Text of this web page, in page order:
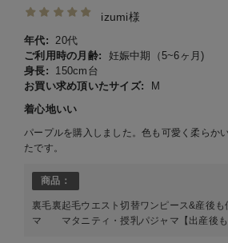
izumi様
年代: 20代
ご利用時の月齢:
妊娠中期（5~6ヶ月)
身長:
150cm台
お買い求め頂いたサイズ:
M
着心地いい
パープルを購入しました。色も可愛く柔らか
たです。
商品：
裏毛裏起毛ウエスト切替ワンピース&産後
マ マタニティ・授乳パジャマ【出産後も